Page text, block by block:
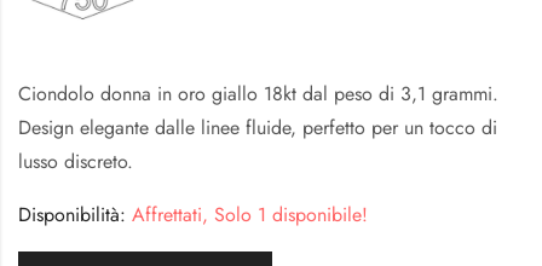
Ciondolo donna in oro giallo 18kt dal peso di 3,1 grammi.
Design elegante dalle linee fluide, perfetto per un tocco di
lusso discreto.
Disponibilità: Affrettati, Solo 1 disponibile!